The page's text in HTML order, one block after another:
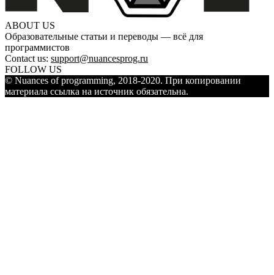
ABOUT US
Образовательные статьи и переводы — всё для
программистов
Contact us: support@nuancesprog.ru
FOLLOW US
© Nuances of programming, 2018-2020. При копировании
материала ссылка на источник обязательна.